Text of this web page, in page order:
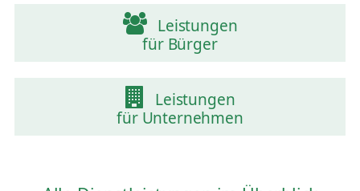
Leistungen
für Bürger
Leistungen
für Unternehmen